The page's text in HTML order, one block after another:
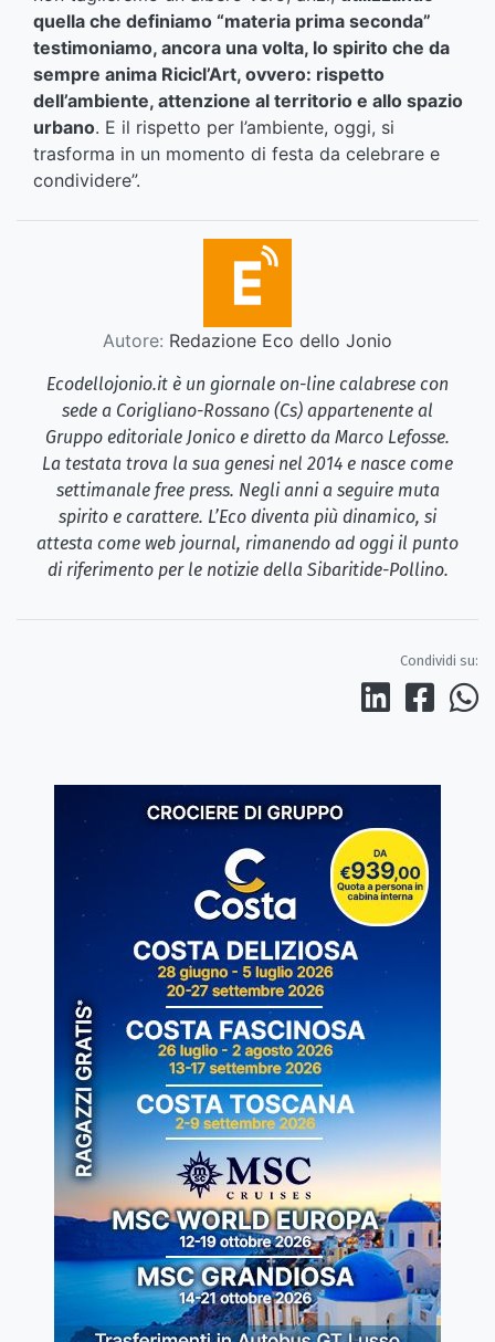
quella che definiamo “materia prima seconda”
testimoniamo, ancora una volta, lo spirito che da
sempre anima Ricicl’Art, ovvero: rispetto
dell’ambiente, attenzione al territorio e allo spazio
urbano. E il rispetto per l’ambiente, oggi, si
trasforma in un momento di festa da celebrare e
condividere”.
Autore: Redazione Eco dello Jonio
Ecodellojonio.it è un giornale on-line calabrese con
sede a Corigliano-Rossano (Cs) appartenente al
Gruppo editoriale Jonico e diretto da Marco Lefosse.
La testata trova la sua genesi nel 2014 e nasce come
settimanale free press. Negli anni a seguire muta
spirito e carattere. L’Eco diventa più dinamico, si
attesta come web journal, rimanendo ad oggi il punto
di riferimento per le notizie della Sibaritide-Pollino.
Condividi su: